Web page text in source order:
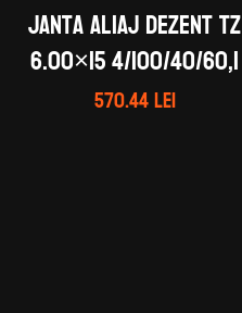
Janta aliaj DEZENT TZ
6.00×15 4/100/40/60,1
570.44lei